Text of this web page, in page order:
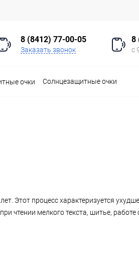
8 (8412) 77-00-05
Заказать звонок
8
с
Солнцезащитные очки
Этот процесс характеризуется
чтении мелкого текста, шитье, работе